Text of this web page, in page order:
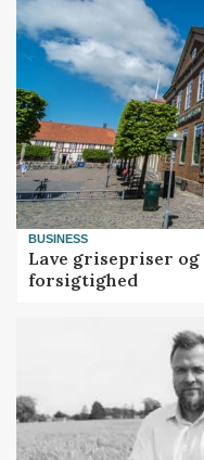
BUSINESS
Lave grisepriser
forsigtighed